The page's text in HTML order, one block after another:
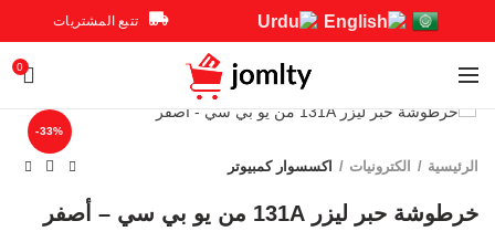
تتبع المشتريات
0
-33%
الرئيسية الكترونيات اكسسوار كمبيوتر
خرطوشة حبر ليزر 131A من يو بي سي – أصفر